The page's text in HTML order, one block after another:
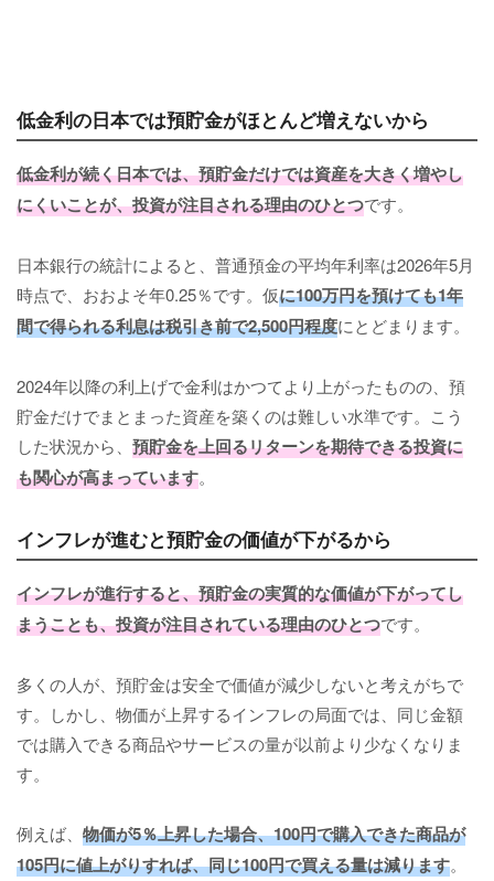
低金利の日本では預貯金がほとんど増えないから
低金利が続く日本では、預貯金だけでは資産を大きく増やし
にくいことが、投資が注目される理由のひとつです。
日本銀行の統計によると、普通預金の平均年利率は2026年5月
時点で、おおよそ年0.25％です。仮に100万円を預けても1年
間で得られる利息は税引き前で2,500円程度にとどまります。
2024年以降の利上げで金利はかつてより上がったものの、預
貯金だけでまとまった資産を築くのは難しい水準です。こう
した状況から、 預貯金を上回るリターンを期待できる投資に
も関心が高まっています。
インフレが進むと預貯金の価値が下がるから
インフレが進行すると、預貯金の実質的な価値が下がってし
まうことも、投資が注目されている理由のひとつです。
多くの人が、預貯金は安全で価値が減少しないと考えがちで
す。しかし、物価が上昇するインフレの局面では、同じ金額
では購入できる商品やサービスの量が以前より少なくなりま
す。
例えば、 物価が5％上昇した場合、100円で購入できた商品が
105円に値上がりすれば、同じ100円で買える量は減ります。